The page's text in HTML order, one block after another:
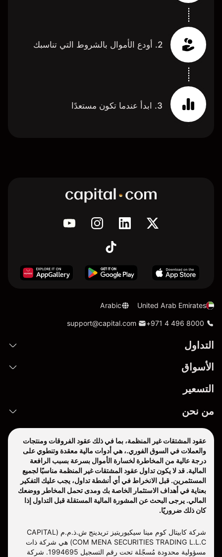
2. أودع الأموال بالشروط التي تناسبك
3. ابدأ عندما تكون مستعدًا
United Arab Emirates
Arabic
+971 4 496 8000
support@capital.com
التداول
الأسواق
التسعير
من نحن
عقود المشتقات غير المنظمة، بما في ذلك عقود الفروقات ومنتجات
والعملات في السوق الفوري.، هي أدوات مالية معقدة وتنطوي على
درجة عالية من المخاطرة لخسارة الأموال بسرعة بسبب الرافعة
المالية. قد لا يكون تداول عقود المشتقات غير المنظمة مناسبًا لجميع
المستثمرين. قبل الانخراط في أي أنشطة تداول، يجب عليك التفكير
بعناية في أهداف الاستثمار الخاصة بك ومدى تحمل المخاطر ووضعك
المالي. يرجى البحث عن المشورة المالية المستقلة قبل التداول إذا
كان ذلك ضروريًا.
شركة كابيتال كوم مينا سيكيوريتيز تريدينج ش.ذ.م.م (CAPITAL
COM MENA SECURITIES TRADING L.L.C) هي شركة ذات
مسؤولية محدودة مُسجّلة تحت رقم التسجيل 1994695. شركة